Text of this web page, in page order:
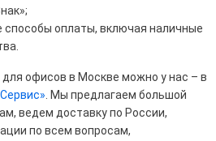
способы оплаты, включая наличные
офисов в Москве можно у нас – в
. Мы предлагаем большой
ведем доставку по России,
по всем вопросам,